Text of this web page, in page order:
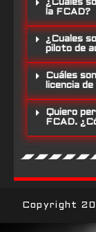
¿Cuales
la FCAD?
¿Cuales
piloto de
Cuáles
licencia
Quiero
FCAD.
Copyright